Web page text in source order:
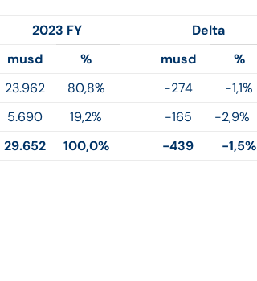
2023 FY
Delta
musd % musd
%
23.962 80,8% -274
-1,1%
5.690 19,2% -165
-2,9%
29.652 100,0% -439
-1,5%